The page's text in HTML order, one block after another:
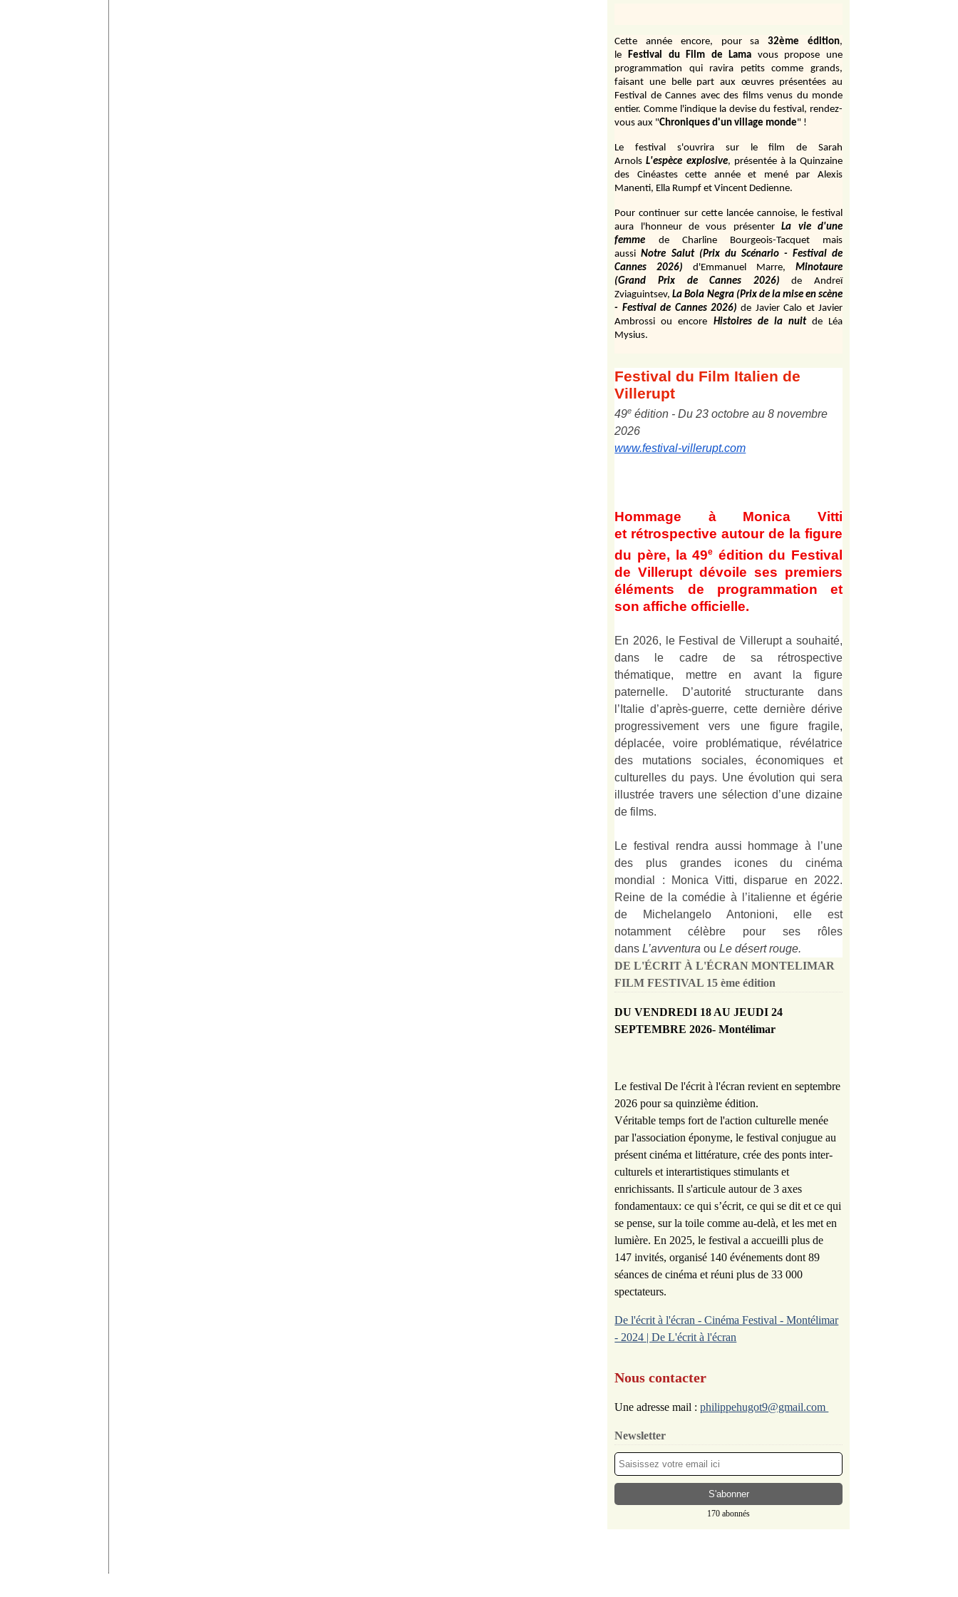
Cette année encore, pour sa 32ème édition,
le Festival du Film de Lama vous propose une
programmation qui ravira petits comme grands,
faisant une belle part aux œuvres présentées au
Festival de Cannes avec des films venus du monde
entier. Comme l'indique la devise du festival, rendez-
vous aux "Chroniques d'un village monde" !
Le festival s'ouvrira sur le film de Sarah
Arnols L'espèce explosive, présentée à la Quinzaine
des Cinéastes cette année et mené par Alexis
Manenti, Ella Rumpf et Vincent Dedienne.
Pour continuer sur cette lancée cannoise, le festival
aura l'honneur de vous présenter
La vie d'une
femme
de Charline Bourgeois-Tacquet
mais
aussi Notre Salut (Prix du Scénario - Festival de
Cannes 2026)
d'Emmanuel Marre,
Minotaure
(Grand Prix de Cannes 2026)
de Andreï
Zviaguintsev,La Bola Negra (Prix de la mise en scène
- Festival de Cannes 2026) de Javier Calo et Javier
Ambrossi ou encore Histoires de la nuit de Léa
Mysius.
Festival du Film Italien de
Villerupt
49e édition - Du 23 octobre au 8 novembre
2026
www.festival-villerupt.com
Hommage à Monica Vitti
et rétrospective autour de la figure
du père, la 49e édition du Festival
de Villerupt dévoile ses premiers
éléments de programmation et
son affiche officielle.
En 2026, le Festival de Villerupt a souhaité,
dans le cadre de sa rétrospective
thématique, mettre en avant la figure
paternelle. D’autorité structurante dans
l’Italie d’après-guerre, cette dernière dérive
progressivement vers une figure fragile,
déplacée, voire problématique, révélatrice
des mutations sociales, économiques et
culturelles du pays. Une évolution qui sera
illustrée travers une sélection d’une dizaine
de films.
Le festival rendra aussi hommage à l’une
des plus grandes icones du cinéma
mondial : Monica Vitti, disparue en 2022.
Reine de la comédie à l’italienne et égérie
de Michelangelo Antonioni, elle est
notamment célèbre pour ses rôles
dans L’avventura ou Le désert rouge.
DE L'ÉCRIT À L'ÉCRAN MONTELIMAR
FILM FESTIVAL 15 ème édition
DU VENDREDI 18 AU JEUDI 24
SEPTEMBRE 2026- Montélimar
Le festival De l'écrit à l'écran revient en septembre
2026 pour sa quinzième édition.
Véritable temps fort de l'action culturelle menée
par l'association éponyme, le festival conjugue au
présent cinéma et littérature, crée des ponts inter-
culturels et interartistiques stimulants et
enrichissants. Il s'articule autour de 3 axes
fondamentaux: ce qui s’écrit, ce qui se dit et ce qui
se pense, sur la toile comme au-delà, et les met en
lumière. En 2025, le festival a accueilli plus de
147 invités, organisé 140 événements dont 89
séances de cinéma et réuni plus de 33 000
spectateurs.
De l'écrit à l'écran - Cinéma Festival - Montélimar
- 2024 | De L'écrit à l'écran
Nous contacter
Une adresse mail :philippehugot9@gmail.com
Newsletter
170 abonnés